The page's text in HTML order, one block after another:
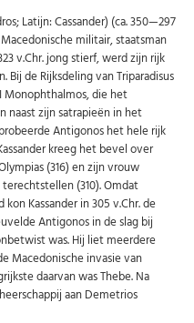
nieuwsbrief
en ontvang
nieuwste munten en
AANMELDEN
via de nieuwsbrief.
gedeeld met derden
tonen.
Latijn: Cassander) (ca. 350—297
militair, staatsman
v.Chr. jong stierf, werd zijn rijk
Bij de Rijksdeling van Triparadisus
Monophthalmos, die het
naast zijn satrapieën in het
Antigonos het hele rijk
kreeg het bevel over
(316) en zijn vrouw
(310). Omdat
Kassander in 305 v.Chr. de
Antigonos in de slag bij
was. Hij liet meerdere
Macedonische invasie van
daarvan was Thebe. Na
aan Demetrios